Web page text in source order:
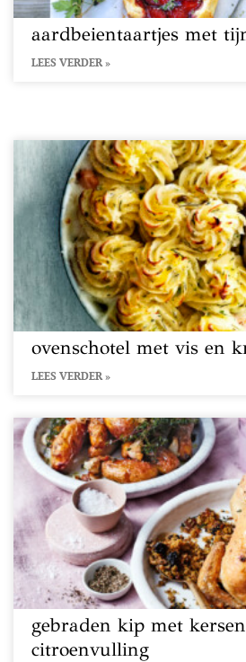
aardbeientaartjes met
LEES VERDER »
ovenschotel met vis en
LEES VERDER »
gebraden kip met
citroenvulling